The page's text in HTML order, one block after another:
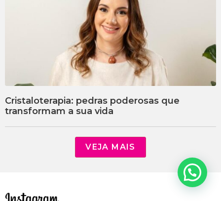
Cristaloterapia: pedras poderosas que
transformam a sua vida
VEJA MAIS